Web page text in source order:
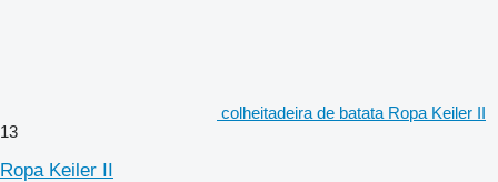
colheitadeira de batata Ropa Keiler II
13
Ropa Keiler II